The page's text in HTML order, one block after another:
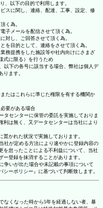
、以下の目的で利用します。
スに関し、連絡、配達、工事、設定、修
く為。
子メールを配信させて頂く為。
対し、ご回答させて頂く為。
を目的として、連絡をさせて頂く為。
務提携をした施設等や社内向けにさまざ
式に限る）を行うため
以下の各号に該当する場合、弊社は個人デ
ります。
たはこれらに準じた権限を有する機関か
要がある場合
タセンターに保管の委託を実施しておりま
は無く、又データセンターは当社により
かれた状況で実施しております。
社が定める方法により速やかに登録内容の
を怠ったことによる不利益について、当社
登録を抹消することがあります。
争いが出た場合や未記載の事項について
ーポリシー』に基づいて判断致します。
なくなった時から5年を経過しない者、暴